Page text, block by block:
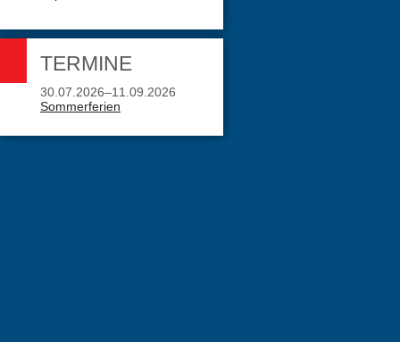
TERMINE
30.07.2026–11.09.2026
Sommerferien